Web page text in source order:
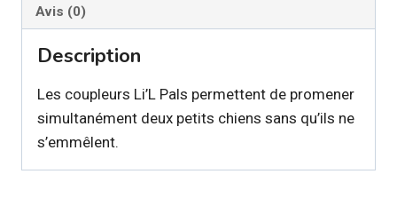
petit
chien)
Avis (0)
Description
Les coupleurs Li’L Pals permettent de promener
simultanément deux petits chiens sans qu’ils ne
s’emmêlent.